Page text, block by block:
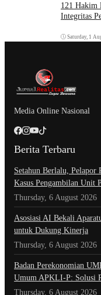
121 Hakim
Integritas
Saturday, 1
Media Online Nasional
Berita Terbaru
Setahun Berlalu, Pelapor
Kasus Pengambilan Unit
Thursday, 6 August 2026
Asosiasi AI Bekali
untuk Dukung Kinerja
Thursday, 6 August 2026
Badan Perekonomian
Umum APKLI-P: Solusi
Thursday, 6 August 2026